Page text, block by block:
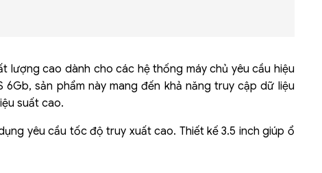
lượng cao dành cho các hệ thống máy chủ yêu cầu hiệu
sản phẩm này mang đến khả năng truy cập dữ liệu
suất cao.
yêu cầu tốc độ truy xuất cao. Thiết kế 3.5 inch giúp ổ